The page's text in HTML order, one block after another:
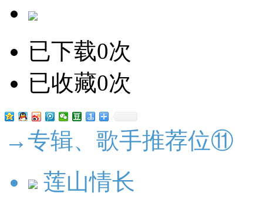
已下载0次
已收藏0次
→专辑、歌手推荐位⑪
莲山情长